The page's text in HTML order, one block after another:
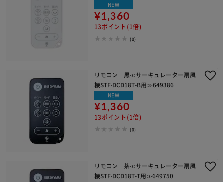
NEW
¥1,360
13ポイント(1倍)
(0)
リモコン 黒≪サーキュレーター扇風
機STF-DCD18T-B用≫649386
NEW
¥1,360
13ポイント(1倍)
(0)
リモコン 茶≪サーキュレーター扇風
機STF-DCD18T-T用≫649750